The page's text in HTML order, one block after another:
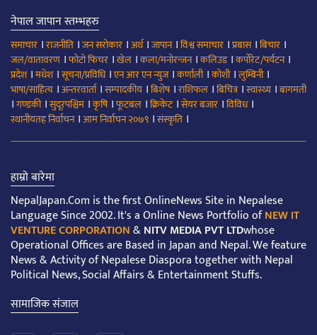
नेपाल जापान स्तम्भहरु
समाचार ।राजनीति ।जन सरोकार ।अर्थ।जापान।विश्व समाचार ।प्रबास।बिचार ।
जल/वातावरण ।फोटो फिचर ।खेल ।कला/मनोरन्जन।कलिउड।कर्पोरेट/पर्यटन।
प्रदेश।मधेश।सूचना/प्रविधि।एन आर एन न्युज।कर्णाली।कोशी।लुम्बिनी।
भाषा/साहित्य ।अन्तरवार्ता।सम्पादकीय ।बिशेष।राशिफल ।बिचित्र।स्वास्थ्य ।बागमती
।गण्डकी।सुदूरपश्चिम ।कृषि।फूटबल ।क्रिकेट।सेयर बजार ।विविध।
स्थानीयतह निर्वाचन।आम निर्वाचन २०७९ ।संस्कृति ।
हाम्रो बारेमा
NepalJapan.Com is the first OnlineNews Site in Nepalese
Language Since 2002. It's a Online News Portfolio ofNEW IT
VENTURE CORPORATION&NITV MEDIA PVT LTDwhose
Operational Offices are Based in Japan and Nepal. We feature
News & Activity of Nepalese Diaspora together with Nepal
Political News, Social Affairs & Entertainment Stuffs.
सामाजिक संजाल